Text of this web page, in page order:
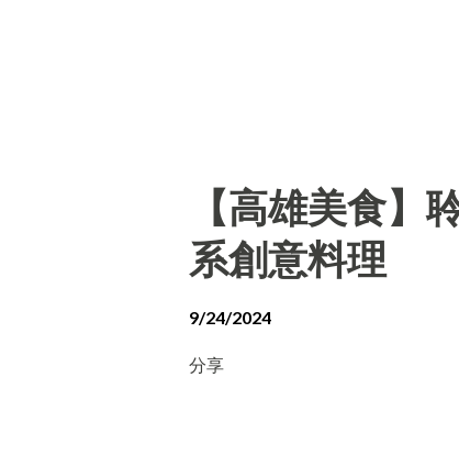
【高雄美食
系創意料理
9/24/2024
分享